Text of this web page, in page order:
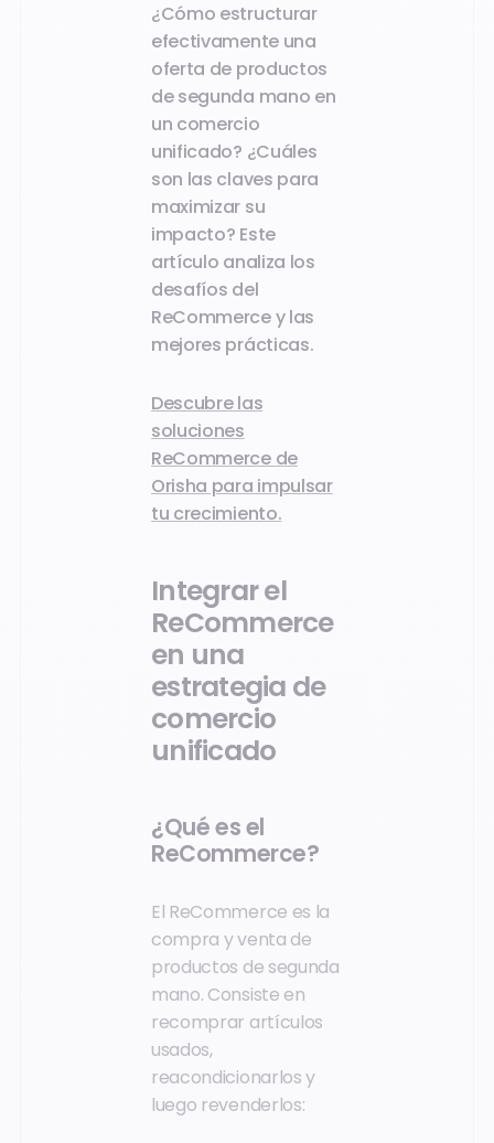
¿Cómo estructurar
efectivamente una
oferta de productos
de segunda mano en
un comercio
unificado? ¿Cuáles
son las claves para
maximizar su
impacto? Este
artículo analiza los
desafíos del
ReCommerce y las
mejores prácticas.
Descubre las
soluciones
ReCommerce de
Orisha para impulsar
tu crecimiento.
Integrar el
ReCommerce
en una
estrategia de
comercio
unificado
¿Qué es el
ReCommerce?
El ReCommerce es la
compra y venta de
productos de segunda
mano. Consiste en
recomprar artículos
usados,
reacondicionarlos y
luego revenderlos: